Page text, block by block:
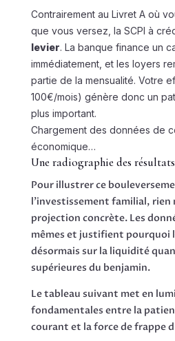
Contrairement au Livret A où
que vous versez, la SCPI à
levier. La banque finance un
immédiatement, et les loyers
partie de la mensualité. Votre
100€/mois) génère donc un
plus important.
Chargement des données de
économique…
Une radiographie des
Pour illustrer ce
l’investissement familial, rien
projection concrète. Les
mêmes et justifient pourquoi
désormais sur la liquidité
supérieures du benjamin.
Le tableau suivant met en
fondamentales entre la
courant et la force de frappe